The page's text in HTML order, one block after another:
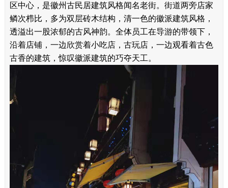
区中心，是徽州古民居建筑风格闻名老街。街道两旁店家
鳞次栉比，多为双层砖木结构，清一色的徽派建筑风格，
透溢出一股浓郁的古风神韵。全体员工在导游的带领下，
沿着店铺，一边欣赏着小吃店，古玩店，一边观看着古色
古香的建筑，惊叹徽派建筑的巧夺天工。